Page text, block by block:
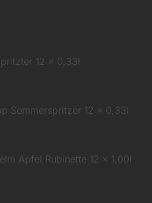
12 x 0,33l
Sommerspritzer 12 x 0,33l
Apfel Rubinette 12 x 1,00l